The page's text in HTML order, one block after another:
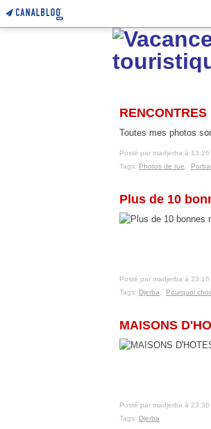
RENCONTRES
Toutes mes photos
Posté par madjerba à 13:26
Tags: Photos de rue
Plus de 10
Posté par madjerba à 23:16
Tags: Djerba Pourquoi
MAISONS
Posté par madjerba à 23:36
Tags: Djerba